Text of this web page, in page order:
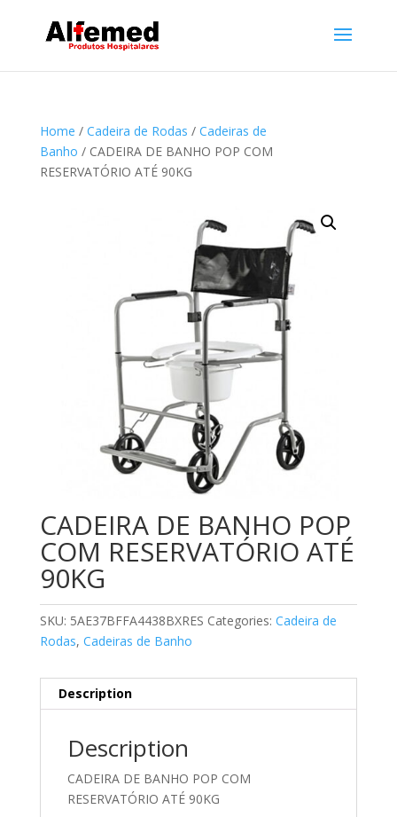
Home / Cadeira de Rodas / Cadeiras de
Banho / CADEIRA DE BANHO POP COM
RESERVATÓRIO ATÉ 90KG
CADEIRA DE BANHO POP
COM RESERVATÓRIO ATÉ
90KG
SKU: 5AE37BFFA4438BXRES Categories: Cadeira de
Rodas, Cadeiras de Banho
Description
Description
CADEIRA DE BANHO POP COM
RESERVATÓRIO ATÉ 90KG